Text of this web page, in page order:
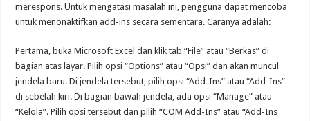
merespons. Untuk mengatasi masalah ini, pengguna dapat mencoba
untuk menonaktifkan add-ins secara sementara. Caranya adalah:
Pertama, buka Microsoft Excel dan klik tab “File” atau “Berkas” di
bagian atas layar. Pilih opsi “Options” atau “Opsi” dan akan muncul
jendela baru. Di jendela tersebut, pilih opsi “Add-Ins” atau “Add-Ins”
di sebelah kiri. Di bagian bawah jendela, ada opsi “Manage” atau
“Kelola”. Pilih opsi tersebut dan pilih “COM Add-Ins” atau “Add-Ins